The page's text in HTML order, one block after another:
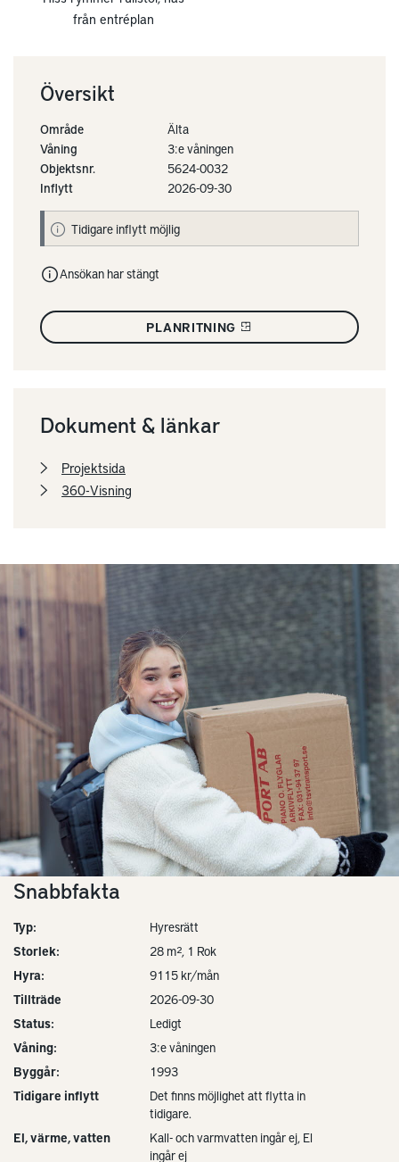
från entréplan
Översikt
Område
Älta
Våning
3:e våningen
Objektsnr.
5624-0032
Inflytt
2026-09-30
Tidigare inflytt möjlig
Ansökan har stängt
PLANRITNING
Dokument & länkar
Projektsida
360-Visning
Snabbfakta
Typ:
Hyresrätt
Storlek:
28 m², 1 Rok
Hyra:
9115 kr/mån
Tillträde
2026-09-30
Status:
Ledigt
Våning:
3:e våningen
Byggår:
1993
Tidigare inflytt
Det finns möjlighet att flytta in
tidigare.
El, värme, vatten
Kall- och varmvatten ingår ej, El
ingår ej